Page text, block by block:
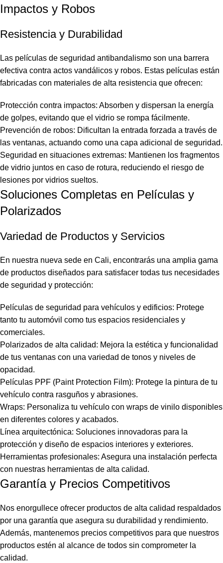
Impactos y Robos
Resistencia y Durabilidad
Las películas de seguridad antibandalismo son una barrera
efectiva contra actos vandálicos y robos. Estas películas están
fabricadas con materiales de alta resistencia que ofrecen:
Protección contra impactos: Absorben y dispersan la energía
de golpes, evitando que el vidrio se rompa fácilmente.
Prevención de robos: Dificultan la entrada forzada a través de
las ventanas, actuando como una capa adicional de seguridad.
Seguridad en situaciones extremas: Mantienen los fragmentos
de vidrio juntos en caso de rotura, reduciendo el riesgo de
lesiones por vidrios sueltos.
Soluciones Completas en Películas y
Polarizados
Variedad de Productos y Servicios
En nuestra nueva sede en Cali, encontrarás una amplia gama
de productos diseñados para satisfacer todas tus necesidades
de seguridad y protección:
Películas de seguridad para vehículos y edificios: Protege
tanto tu automóvil como tus espacios residenciales y
comerciales.
Polarizados de alta calidad: Mejora la estética y funcionalidad
de tus ventanas con una variedad de tonos y niveles de
opacidad.
Películas PPF (Paint Protection Film): Protege la pintura de tu
vehículo contra rasguños y abrasiones.
Wraps: Personaliza tu vehículo con wraps de vinilo disponibles
en diferentes colores y acabados.
Línea arquitectónica: Soluciones innovadoras para la
protección y diseño de espacios interiores y exteriores.
Herramientas profesionales: Asegura una instalación perfecta
con nuestras herramientas de alta calidad.
Garantía y Precios Competitivos
Nos enorgullece ofrecer productos de alta calidad respaldados
por una garantía que asegura su durabilidad y rendimiento.
Además, mantenemos precios competitivos para que nuestros
productos estén al alcance de todos sin comprometer la
calidad.